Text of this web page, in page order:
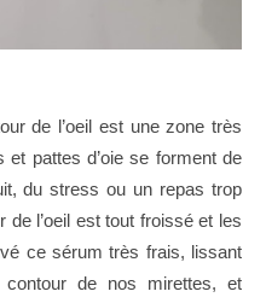
de l’oeil est une zone très
et pattes d’oie se forment de
du stress ou un repas trop
l’oeil est tout froissé et les
ce sérum très frais, lissant
contour de nos mirettes, et